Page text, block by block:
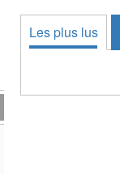
Les plus lus